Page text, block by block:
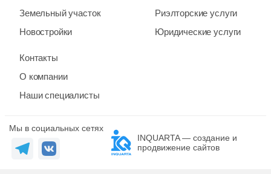
Земельный участок
Новостройки
Риэлторские услуги
Юридические услуги
Контакты
О компании
Наши специалисты
Мы в социальных сетях
INQUARTA — создание и
продвижение сайтов